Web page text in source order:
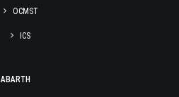
OCMST
ICS
ABARTH